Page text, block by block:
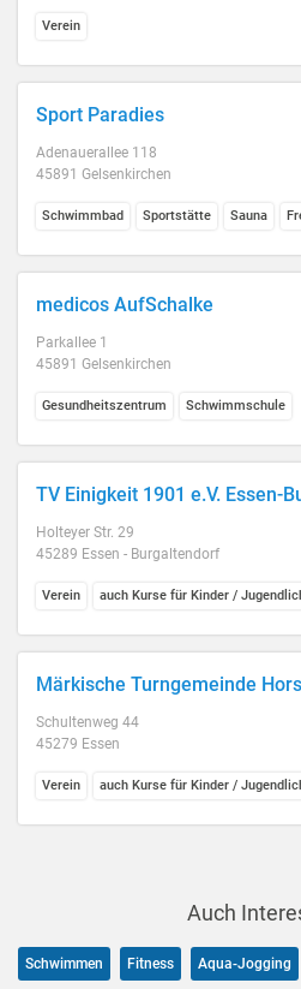
Verein
Sport Paradies
Adenauerallee 118
45891 Gelsenkirchen
Schwimmbad Sportstätte Sauna
medicos AufSchalke
Parkallee 1
45891 Gelsenkirchen
Gesundheitszentrum Schwimmschule
TV Einigkeit 1901 e.V. Essen-
Holteyer Str. 29
45289 Essen - Burgaltendorf
Verein auch Kurse für Kinder /
Märkische Turngemeinde
Schultenweg 44
45279 Essen
Verein auch Kurse für Kinder /
Auch
Schwimmen Fitness Aqua-Jogging